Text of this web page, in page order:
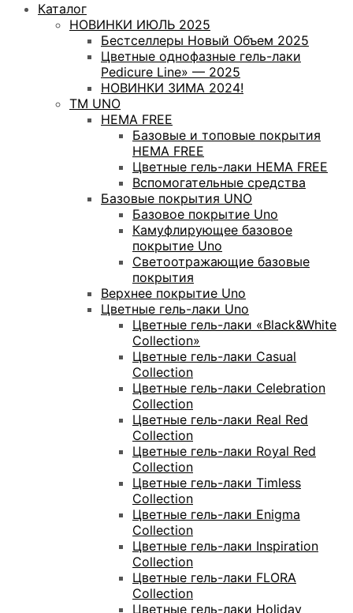
Каталог
НОВИНКИ ИЮЛЬ 2025
Бестселлеры Новый Объем 2025
Цветные однофазные гель-лаки
Pedicure Line» — 2025
НОВИНКИ ЗИМА 2024!
ТМ UNO
HEMA FREE
Базовые и топовые покрытия
HEMA FREE
Цветные гель-лаки HEMA FREE
Вспомогательные средства
Базовые покрытия UNO
Базовое покрытие Uno
Камуфлирующее базовое
покрытие Uno
Светоотражающие базовые
покрытия
Верхнее покрытие Uno
Цветные гель-лаки Uno
Цветные гель-лаки «Black&White
Collection»
Цветные гель-лаки Casual
Collection
Цветные гель-лаки Celebration
Collection
Цветные гель-лаки Real Red
Collection
Цветные гель-лаки Royal Red
Collection
Цветные гель-лаки Timless
Collection
Цветные гель-лаки Enigma
Collection
Цветные гель-лаки Inspiration
Collection
Цветные гель-лаки FLORA
Collection
Цветные гель-лаки Holiday